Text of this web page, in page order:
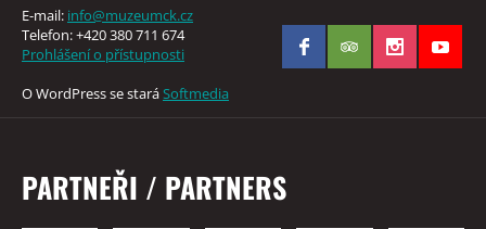
E-mail: info@muzeumck.cz
Telefon: +420 380 711 674
Prohlášení o přístupnosti
O WordPress se staráSoftmedia
PARTNEŘI / PARTNERS